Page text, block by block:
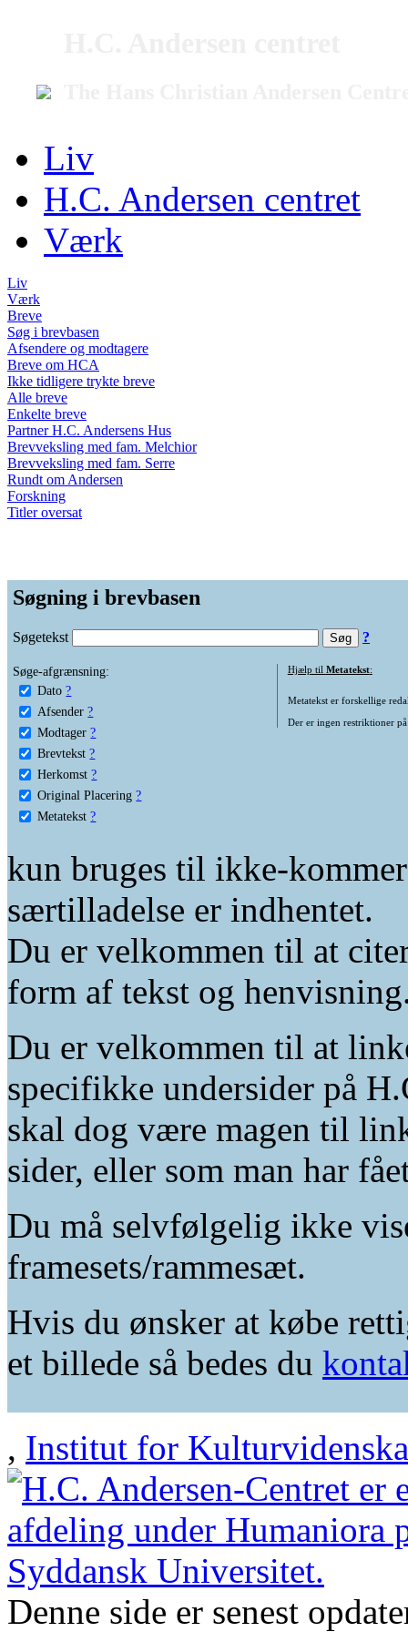
Liv
H.C. Andersen centret
Værk
Liv
Værk
Breve
Søg i brevbasen
Afsendere og modtagere
Breve om HCA
Ikke tidligere trykte breve
Alle breve
Enkelte breve
Partner H.C. Andersens Hus
Brevveksling med fam. Melchior
Brevveksling med fam. Serre
Rundt om Andersen
Forskning
Titler oversat
Søgning i brevbasen
Søgetekst ?
Søge-afgrænsning:
Dato ?
Afsender ?
Modtager ?
Brevtekst ?
Herkomst ?
Original Placering ?
Metatekst ?
Hjælp til Metatekst:
Metatekst er forskellige
Der er ingen restriktioner
kun bruges til ikke-
særtilladelse er indhentet.
Du er velkommen til at
form af tekst og
Du er velkommen til at
specifikke undersider på
skal dog være magen til
sider, eller som man har
Du må selvfølgelig ikke
framesets/rammesæt.
Hvis du ønsker at købe
et billede så bedes du
, Institut for
Denne side er senest